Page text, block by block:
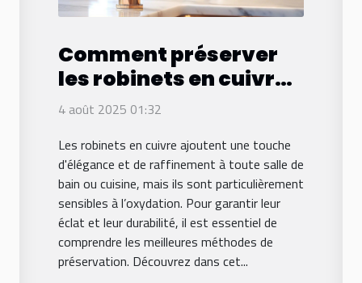
Comment préserver
les robinets en cuivre
contre l'oxydation ?
4 août 2025 01:32
Les robinets en cuivre ajoutent une touche
d'élégance et de raffinement à toute salle de
bain ou cuisine, mais ils sont particulièrement
sensibles à l’oxydation. Pour garantir leur
éclat et leur durabilité, il est essentiel de
comprendre les meilleures méthodes de
préservation. Découvrez dans cet...